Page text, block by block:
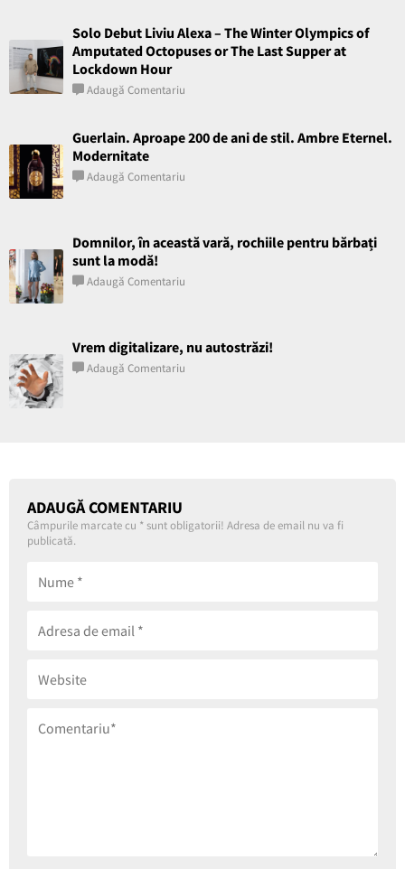
Solo Debut Liviu Alexa – The Winter Olympics of
Amputated Octopuses or The Last Supper at
Lockdown Hour
Adaugă Comentariu
Guerlain. Aproape 200 de ani de stil. Ambre Eternel.
Modernitate
Adaugă Comentariu
Domnilor, în această vară, rochiile pentru bărbați
sunt la modă!
Adaugă Comentariu
Vrem digitalizare, nu autostrăzi!
Adaugă Comentariu
ADAUGĂ COMENTARIU
Câmpurile marcate cu *sunt obligatorii! Adresa de email nu va fi
publicată.